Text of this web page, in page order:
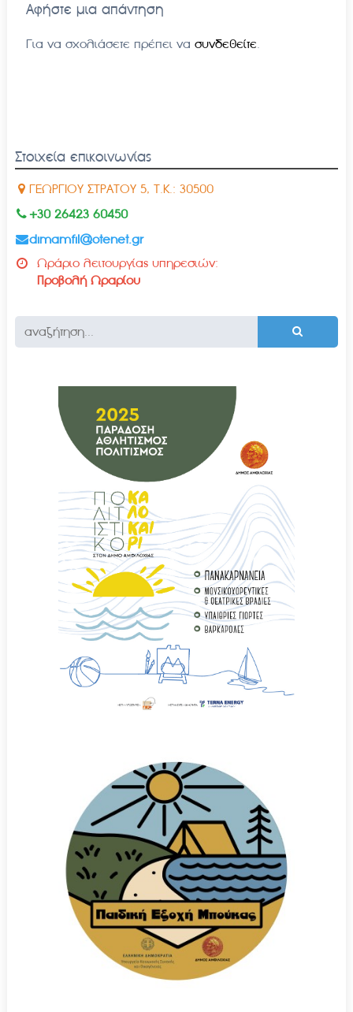
Αφήστε μια απάντηση
Για να σχολιάσετε πρέπει να συνδεθείτε.
Στοιχεία επικοινωνίας
ΓΕΩΡΓΙΟΥ ΣΤΡΑΤΟΥ 5, Τ.Κ.: 30500
+30 26423 60450
dimamfil@otenet.gr
Ωράριο λειτουργίας υπηρεσιών:
Προβολή Ωραρίου